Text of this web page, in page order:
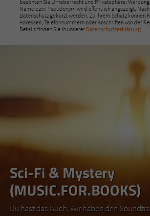
beachten Sie Urheberrecht und Privatsphäre;
Name bzw. Pseudonym wird öffentlich angezeigt;
Datenschutz gekürzt werden. Zu Ihrem Schutz können
Adressen, Telefonnummern oder Anschriften von der
Details finden Sie in unserer Datenschutzerklärung
Sci-Fi & Mystery
(MUSIC.FOR.BOOKS)
Du hast das Buch. Wir haben den